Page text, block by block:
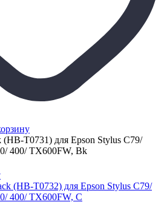
T0731) для Epson Stylus C79/
400/ TX600FW, Bk